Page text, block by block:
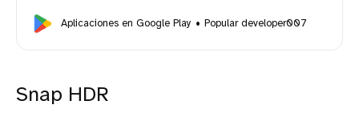
Aplicaciones en Google Play Popular developer007
Snap HDR